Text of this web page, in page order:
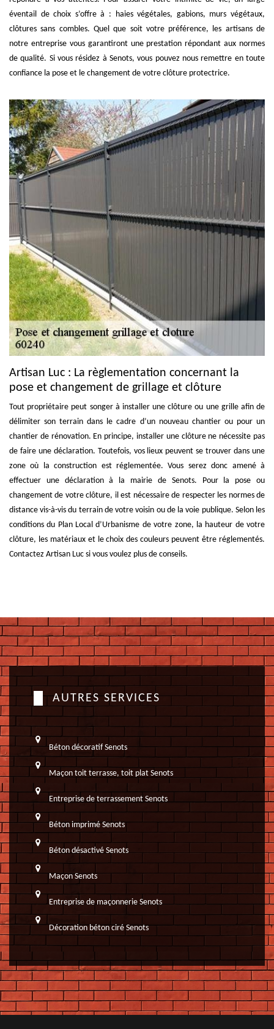
éventail de choix s’offre à : haies végétales, gabions, murs végétaux,
clôtures sans combles. Quel que soit votre préférence, les artisans de
notre entreprise vous garantiront une prestation répondant aux normes
de qualité. Si vous résidez à Senots, vous pouvez nous remettre en toute
confiance la pose et le changement de votre clôture protectrice.
Artisan Luc : La règlementation concernant la
pose et changement de grillage et clôture
Tout propriétaire peut songer à installer une clôture ou une grille afin de
délimiter son terrain dans le cadre d’un nouveau chantier ou pour un
chantier de rénovation. En principe, installer une clôture ne nécessite pas
de faire une déclaration. Toutefois, vos lieux peuvent se trouver dans une
zone où la construction est réglementée. Vous serez donc amené à
effectuer une déclaration à la mairie de Senots. Pour la pose ou
changement de votre clôture, il est nécessaire de respecter les normes de
distance vis-à-vis du terrain de votre voisin ou de la voie publique. Selon les
conditions du Plan Local d’Urbanisme de votre zone, la hauteur de votre
clôture, les matériaux et le choix des couleurs peuvent être réglementés.
Contactez Artisan Luc si vous voulez plus de conseils.
AUTRES SERVICES
Béton décoratif Senots
Maçon toit terrasse, toit plat Senots
Entreprise de terrassement Senots
Béton imprimé Senots
Béton désactivé Senots
Maçon Senots
Entreprise de maçonnerie Senots
Décoration béton ciré Senots